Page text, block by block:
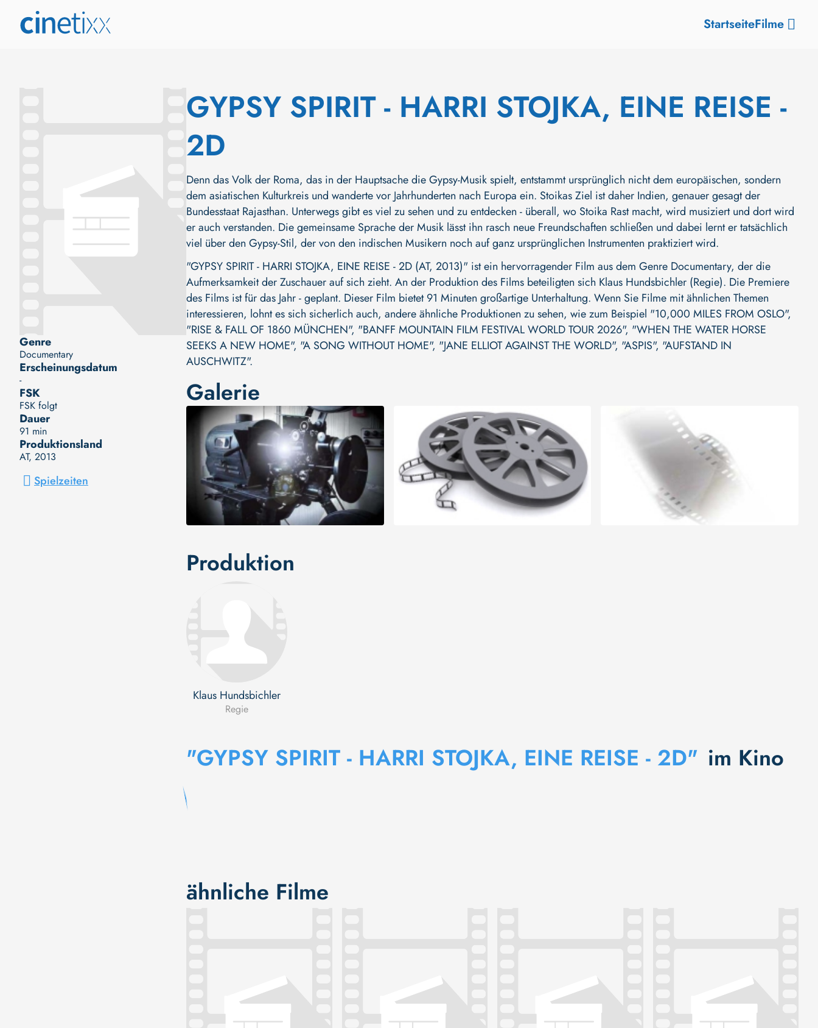
StartseiteFilme
Genre
Documentary
Erscheinungsdatum
-
FSK
FSK folgt
Dauer
91 min
Produktionsland
AT, 2013
Spielzeiten
GYPSY SPIRIT - HARRI STOJKA, EINE REISE -
2D
Denn das Volk der Roma, das in der Hauptsache die Gypsy-Musik spielt, entstammt ursprünglich nicht dem europäischen, sondern
dem asiatischen Kulturkreis und wanderte vor Jahrhunderten nach Europa ein. Stoikas Ziel ist daher Indien, genauer gesagt der
Bundesstaat Rajasthan. Unterwegs gibt es viel zu sehen und zu entdecken - überall, wo Stoika Rast macht, wird musiziert und dort wird
er auch verstanden. Die gemeinsame Sprache der Musik lässt ihn rasch neue Freundschaften schließen und dabei lernt er tatsächlich
viel über den Gypsy-Stil, der von den indischen Musikern noch auf ganz ursprünglichen Instrumenten praktiziert wird.
"GYPSY SPIRIT - HARRI STOJKA, EINE REISE - 2D (AT, 2013)" ist ein hervorragender Film aus dem Genre Documentary, der die
Aufmerksamkeit der Zuschauer auf sich zieht. An der Produktion des Films beteiligten sich Klaus Hundsbichler (Regie). Die Premiere
des Films ist für das Jahr - geplant. Dieser Film bietet 91 Minuten großartige Unterhaltung. Wenn Sie Filme mit ähnlichen Themen
interessieren, lohnt es sich sicherlich auch, andere ähnliche Produktionen zu sehen, wie zum Beispiel "10,000 MILES FROM OSLO",
"RISE & FALL OF 1860 MÜNCHEN", "BANFF MOUNTAIN FILM FESTIVAL WORLD TOUR 2026", "WHEN THE WATER HORSE
SEEKS A NEW HOME", "A SONG WITHOUT HOME", "JANE ELLIOT AGAINST THE WORLD", "ASPIS", "AUFSTAND IN
AUSCHWITZ".
Galerie
Produktion
Klaus Hundsbichler
Regie
"GYPSY SPIRIT - HARRI STOJKA, EINE REISE - 2D" im Kino
ähnliche Filme